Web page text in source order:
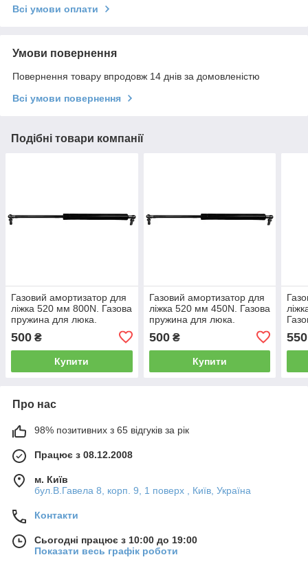
Всі умови оплати
Умови повернення
Повернення товару впродовж 14 днів за домовленістю
Всі умови повернення
Подібні товари компанії
Газовий амортизатор для
ліжка 520 мм 800N. Газова
пружина для люка.
500 ₴
Купити
Газовий амортизатор для
ліжка 520 мм 450N. Газова
пружина для люка.
500₴
Купити
550
Про нас
98% позитивних з 65 відгуків за рік
Працює з 08.12.2008
м. Київ
бул.В.Гавела 8, корп. 9, 1 поверх , Київ, Україна
Контакти
Сьогодні працює з 10:00 до 19:00
Показати весь графік роботи